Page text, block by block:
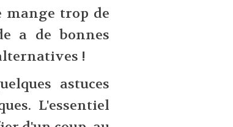
mange trop de
a de bonnes
!
astuces
L'essentiel